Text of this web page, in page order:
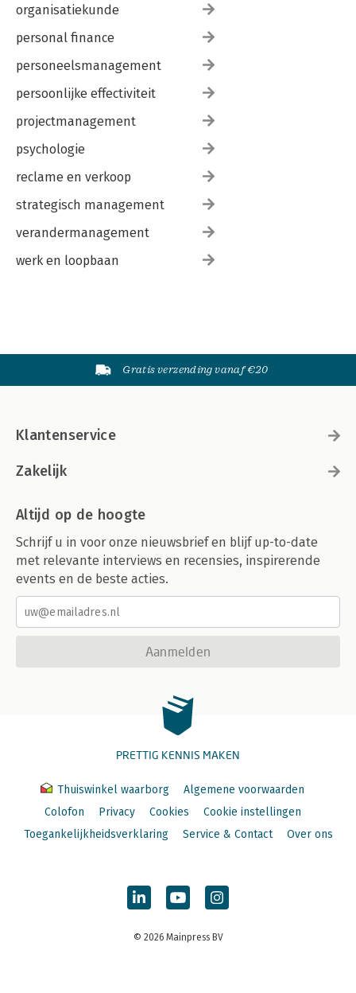
organisatiekunde
personal finance
personeelsmanagement
persoonlijke effectiviteit
projectmanagement
psychologie
reclame en verkoop
strategisch management
verandermanagement
werk en loopbaan
Gratis verzending vanaf €20
Klantenservice
Zakelijk
Altijd op de hoogte
Schrijf u in voor onze nieuwsbrief en blijf up-to-date
met relevante interviews en recensies, inspirerende
events en de beste acties.
Aanmelden
PRETTIG KENNIS MAKEN
Thuiswinkel waarborg
Algemene voorwaarden
Colofon
Privacy Cookies
Cookie instellingen
Toegankelijkheidsverklaring
Service & Contact Over ons
© 2026 Mainpress BV